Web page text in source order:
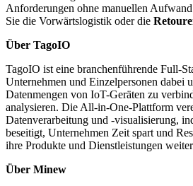
Anforderungen ohne manuellen
Sie die Vorwärtslogistik oder die
Über TagoIO
TagoIO ist eine branchenführende Full-
Unternehmen und Einzelpersonen dabei
Datenmengen von IoT-Geräten zu
analysieren. Die All-in-One-Plattform
Datenverarbeitung und -visualisierung,
beseitigt, Unternehmen Zeit spart und
ihre Produkte und Dienstleistungen
Über Minew